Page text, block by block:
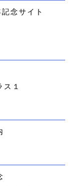
念サイト
１